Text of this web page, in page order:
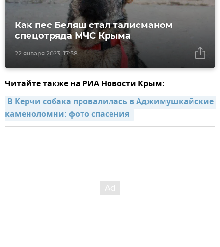
22 января 2023, 17:58
Как пес Беляш стал талисманом
спецотряда МЧС Крыма
Читайте также на РИА Новости Крым:
В Керчи собака провалилась в Аджимушкайские
каменоломни: фото спасения